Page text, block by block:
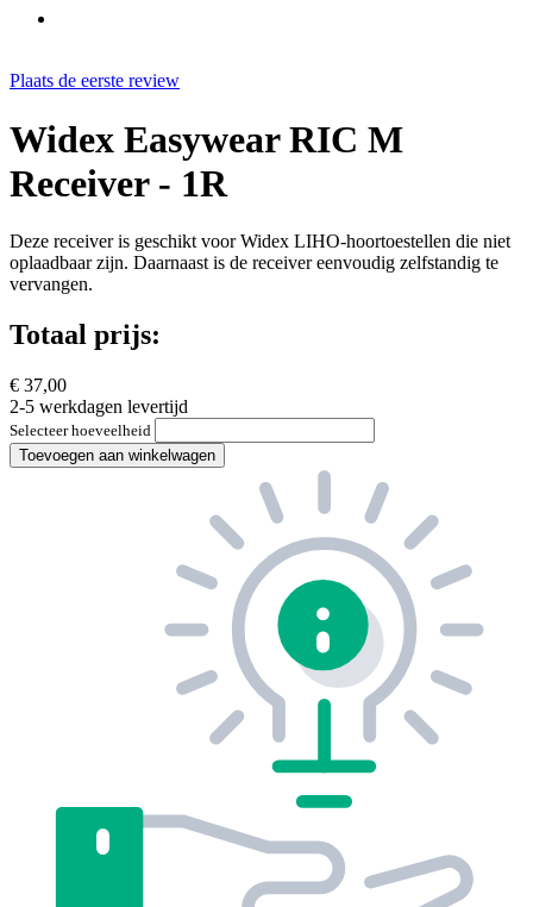
Plaats de eerste review
Widex Easywear RIC M
Receiver - 1R
Deze receiver is geschikt voor Widex LIHO-hoortoestellen die niet
oplaadbaar zijn. Daarnaast is de receiver eenvoudig zelfstandig te
vervangen.
Totaal prijs:
€ 37,00
2-5 werkdagen levertijd
Selecteer hoeveelheid
Toevoegen aan winkelwagen